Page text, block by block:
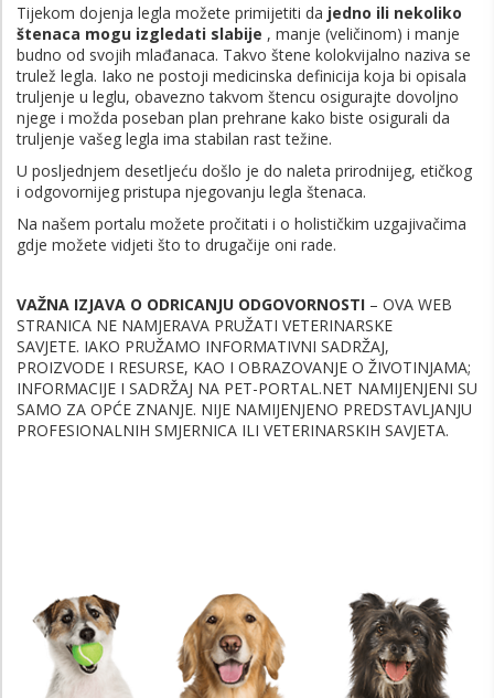
Tijekom dojenja legla možete primijetiti da jedno ili nekoliko
štenaca mogu izgledati slabije , manje (veličinom) i manje
budno od svojih mlađanaca. Takvo štene kolokvijalno naziva se
trulež legla. Iako ne postoji medicinska definicija koja bi opisala
truljenje u leglu, obavezno takvom štencu osigurajte dovoljno
njege i možda poseban plan prehrane kako biste osigurali da
truljenje vašeg legla ima stabilan rast težine.
U posljednjem desetljeću došlo je do naleta prirodnijeg, etičkog
i odgovornijeg pristupa njegovanju legla štenaca.
Na našem portalu možete pročitati i o holističkim uzgajivačima
gdje možete vidjeti što to drugačije oni rade.
VAŽNA IZJAVA O ODRICANJU ODGOVORNOSTI – OVA WEB
STRANICA NE NAMJERAVA PRUŽATI VETERINARSKE
SAVJETE. IAKO PRUŽAMO INFORMATIVNI SADRŽAJ,
PROIZVODE I RESURSE, KAO I OBRAZOVANJE O ŽIVOTINJAMA;
INFORMACIJE I SADRŽAJ NA PET-PORTAL.NET NAMIJENJENI SU
SAMO ZA OPĆE ZNANJE. NIJE NAMIJENJENO PREDSTAVLJANJU
PROFESIONALNIH SMJERNICA ILI VETERINARSKIH SAVJETA.